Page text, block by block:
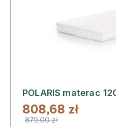
POLARIS materac
808,68 zł
879,00 zł